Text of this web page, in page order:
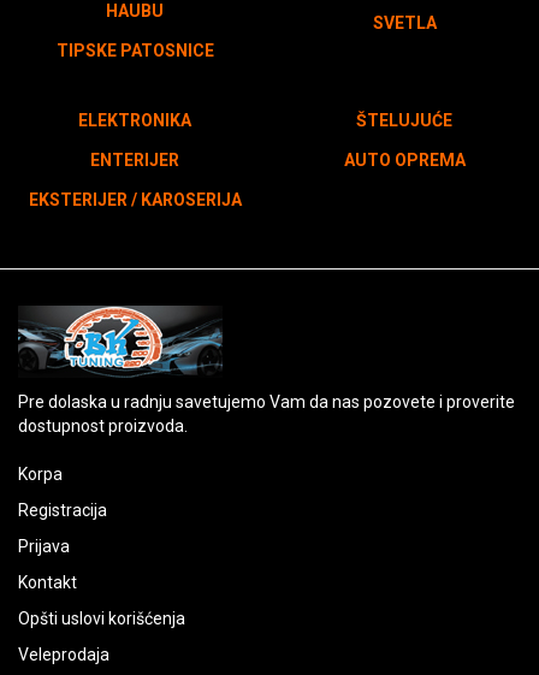
HAUBU
TIPSKE PATOSNICE
SVETLA
ELEKTRONIKA
ENTERIJER
EKSTERIJER / KAROSERIJA
ŠTELUJUĆE
AUTO OPREMA
Pre dolaska u radnju savetujemo Vam da nas pozovete i proverite
dostupnost proizvoda.
Korpa
Registracija
Prijava
Kontakt
Opšti uslovi korišćenja
Veleprodaja